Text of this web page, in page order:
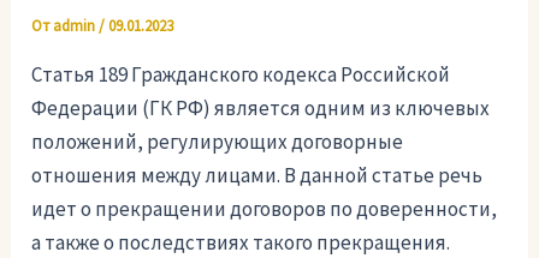
Отadmin/09.01.2023
Статья 189 Гражданского кодекса Российской
Федерации (ГК РФ) является одним из ключевых
положений, регулирующих договорные
отношения между лицами. В данной статье речь
идет о прекращении договоров по доверенности,
а также о последствиях такого прекращения.